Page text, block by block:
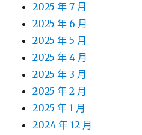
2025 年 7 月
2025 年 6 月
2025 年 5 月
2025 年 4 月
2025 年 3 月
2025 年 2 月
2025 年 1 月
2024 年 12 月